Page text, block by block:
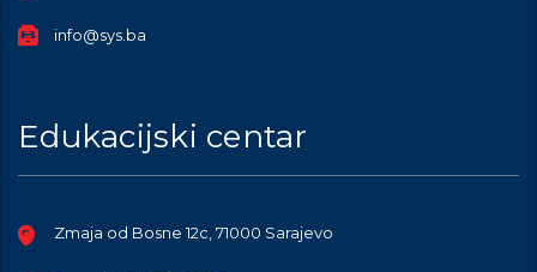
info@sys.ba
Edukacijski centar
Zmaja od Bosne 12c, 71000 Sarajevo